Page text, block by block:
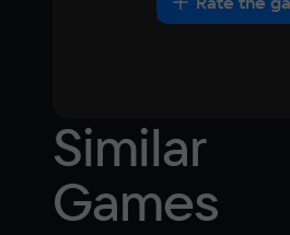
Similar
Games